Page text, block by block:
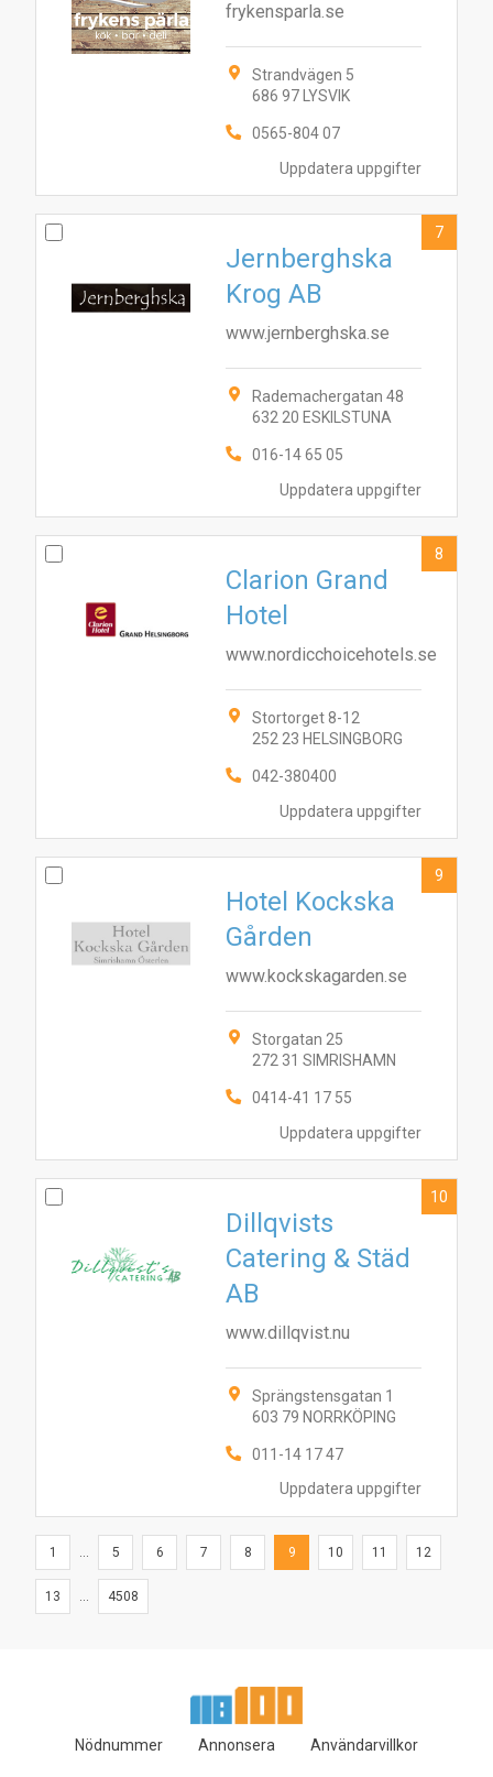
Uppdatera uppgifter
frykensparla.se
Strandvägen 5
686 97 LYSVIK
0565-804 07
Uppdatera uppgifter
Jernberghska
Krog AB
www.jernberghska.se
Rademachergatan 48
632 20 ESKILSTUNA
016-14 65 05
7
Uppdatera uppgifter
Clarion Grand
Hotel
www.nordicchoicehotels.se
Stortorget 8-12
252 23 HELSINGBORG
042-380400
8
Uppdatera uppgifter
Hotel Kockska
Gården
www.kockskagarden.se
Storgatan 25
272 31 SIMRISHAMN
0414-41 17 55
9
Uppdatera uppgifter
Dillqvists
Catering & Städ
AB
www.dillqvist.nu
Sprängstensgatan 1
603 79 NORRKÖPING
011-14 17 47
10
1 ... 5 6 7 8 9 10 11 12
13 ... 4508
Nödnummer Annonsera Användarvillkor